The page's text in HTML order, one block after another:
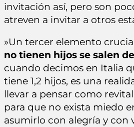
invitación así, pero son
atreven a invitar a otros
»Un tercer elemento
no tienen hijos se salen
cuando decimos en Italia
tiene 1,2 hijos, es una
llevar a pensar como
para que no exista miedo
asumirlo con alegría y con